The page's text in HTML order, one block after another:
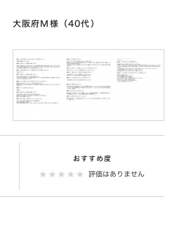
大阪府Ｍ様（40代）
おすすめ度
評価はありません